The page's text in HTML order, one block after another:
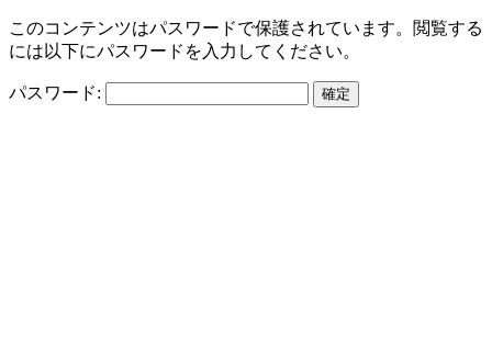
このコンテンツはパスワードで保護されています。閲覧する
には以下にパスワードを入力してください。
パスワード: